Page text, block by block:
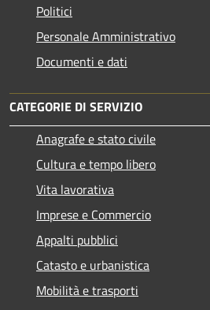
Politici
Personale Amministrativo
Documenti e dati
CATEGORIE DI SERVIZIO
Anagrafe e stato civile
Cultura e tempo libero
Vita lavorativa
Imprese e Commercio
Appalti pubblici
Catasto e urbanistica
Mobilità e trasporti